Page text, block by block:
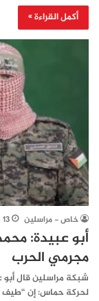
أكمل القراءة »
خاص - مراسلين 13 يوليو، 2025
أبو عبيدة:
مجرمي الحرب
شبكة مراسلين قال أبو
لحركة حماس: إن “طيف